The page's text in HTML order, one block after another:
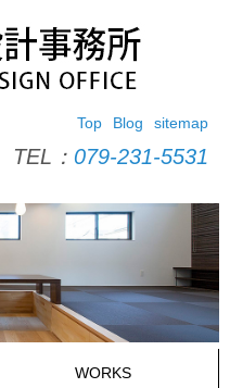
sitemap
Blog
Top
TEL： 079-231-5531
WORKS